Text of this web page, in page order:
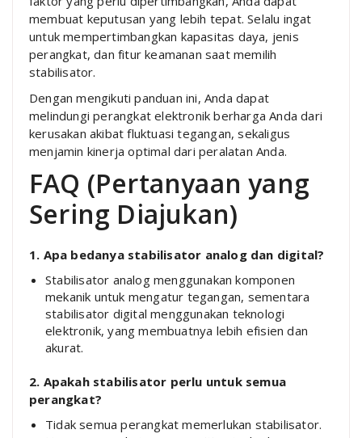
membuat keputusan yang lebih tepat. Selalu ingat
untuk mempertimbangkan kapasitas daya, jenis
perangkat, dan fitur keamanan saat memilih
stabilisator.
Dengan mengikuti panduan ini, Anda dapat
melindungi perangkat elektronik berharga Anda dari
kerusakan akibat fluktuasi tegangan, sekaligus
menjamin kinerja optimal dari peralatan Anda.
FAQ (Pertanyaan yang
Sering Diajukan)
1. Apa bedanya stabilisator analog dan digital?
Stabilisator analog menggunakan komponen
mekanik untuk mengatur tegangan, sementara
stabilisator digital menggunakan teknologi
elektronik, yang membuatnya lebih efisien dan
akurat.
2. Apakah stabilisator perlu untuk semua
perangkat?
Tidak semua perangkat memerlukan stabilisator.